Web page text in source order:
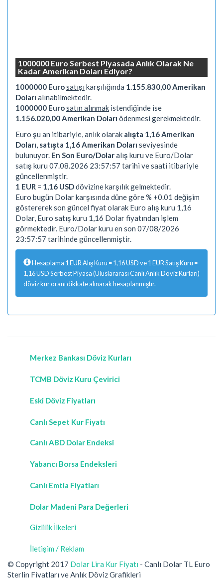
1000000 Euro Serbest Piyasada Anlık Olarak Ne
Kadar Amerikan Doları Ediyor?
1000000 Eurosatışı karşılığında 1.155.830,00 Amerikan
Doları alınabilmektedir.
1000000 Eurosatın alınmak istendiğinde ise
1.156.020,00 Amerikan Doları ödenmesi gerekmektedir.
Euro şu an itibariyle, anlık olarak alışta 1,16 Amerikan
Doları satışta 1,16 Amerikan Doları seviyesinde
bulunuyor. En Son Euro/Dolaralış kuru ve Euro/Dolar
satış kuru 07.08.2026 23:57:57 tarihi ve saati itibariyle
güncellenmiştir.
1 EUR = 1,16 USDdövizine karşılık gelmektedir.
Euro bugün Dolar karşısında düne göre % +0.01 değişim
göstererek son güncel fiyat olarak Euro alış kuru 1,16
Dolar, Euro satış kuru 1,16 Dolar fiyatından işlem
görmektedir. Euro/Dolar kuru en son 07/08/2026
23:57:57 tarihinde güncellenmiştir.
Hesaplama 1 EUR Alış Kuru = 1,16 USD ve 1 EUR Satış Kuru =
1,16 USD Serbest Piyasa (Uluslararası Canlı Anlık Döviz Kurları)
döviz kur oranı dikkate alınarak hesaplanmıştır.
Merkez Bankası Döviz Kurları
TCMB Döviz Kuru Çevirici
Eski Döviz Fiyatları
Canlı Sepet Kur Fiyatı
Canlı ABD Dolar Endeksi
Yabancı Borsa Endeksleri
Canlı Emtia Fiyatları
Dolar Madeni Para Değerleri
Gizlilik İlkeleri
İletişim / Reklam
© Copyright 2017 Dolar Lira Kur Fiyatı - Canlı Dolar TL Euro
Sterlin Fiyatları ve Anlık Döviz Grafikleri